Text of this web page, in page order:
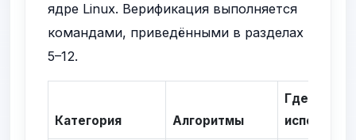
ядре Linux. Верификация выполняется
командами, приведёнными в разделах
5–12.
Категория Алгоритмы
Где